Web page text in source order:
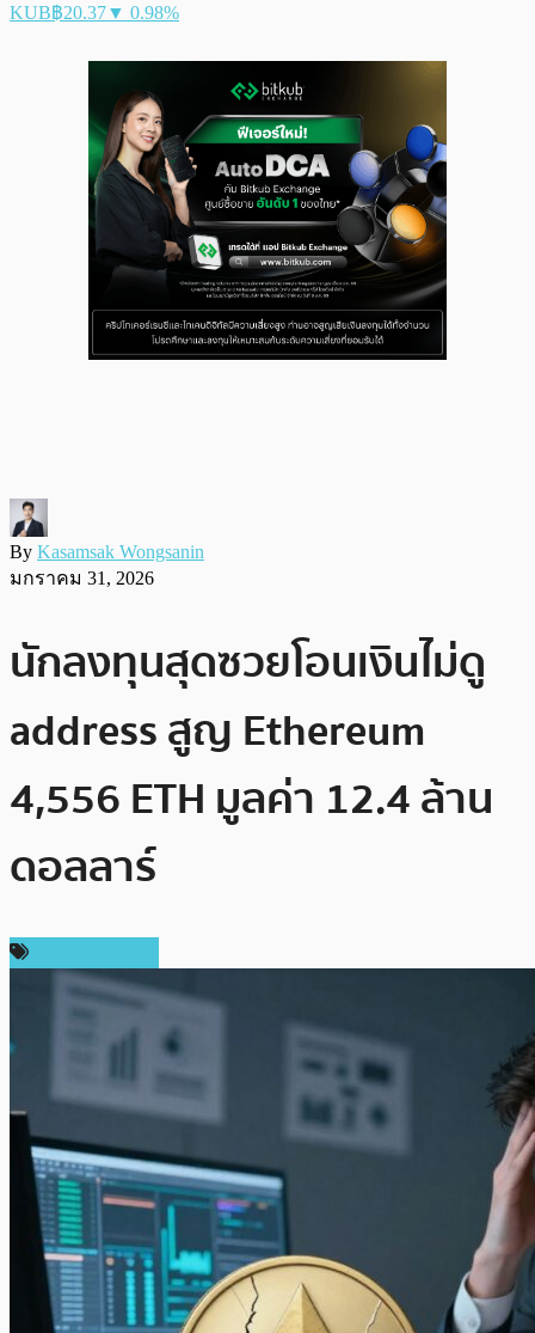
KUB฿20.37▼ 0.98%
By Kasamsak Wongsanin
มกราคม 31, 2026
นักลงทุนสุดซวยโอนเงินไม่ดู
address สูญ Ethereum
4,556 ETH มูลค่า 12.4 ล้าน
ดอลลาร์